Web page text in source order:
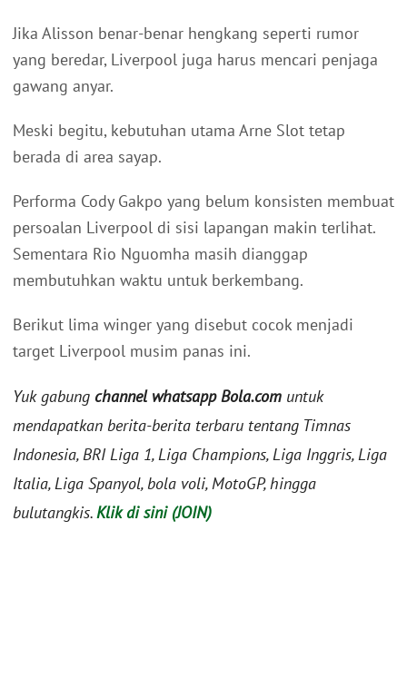
Jika Alisson benar-benar hengkang seperti rumor
yang beredar, Liverpool juga harus mencari penjaga
gawang anyar.
Meski begitu, kebutuhan utama Arne Slot tetap
berada di area sayap.
Performa Cody Gakpo yang belum konsisten membuat
persoalan Liverpool di sisi lapangan makin terlihat.
Sementara Rio Nguomha masih dianggap
membutuhkan waktu untuk berkembang.
Berikut lima winger yang disebut cocok menjadi
target Liverpool musim panas ini.
Yuk gabung channel whatsapp Bola.com untuk
mendapatkan berita-berita terbaru tentang Timnas
Indonesia, BRI Liga 1, Liga Champions, Liga Inggris, Liga
Italia, Liga Spanyol, bola voli, MotoGP, hingga
bulutangkis.Klik di sini (JOIN)